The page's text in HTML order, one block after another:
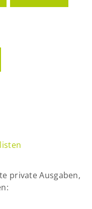
private Ausgaben,